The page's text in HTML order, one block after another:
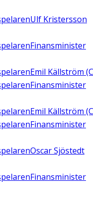
Ulf Kristersson
Finansminister
Emil Källström
Finansminister
Emil Källström
Finansminister
Oscar Sjöstedt
Finansminister